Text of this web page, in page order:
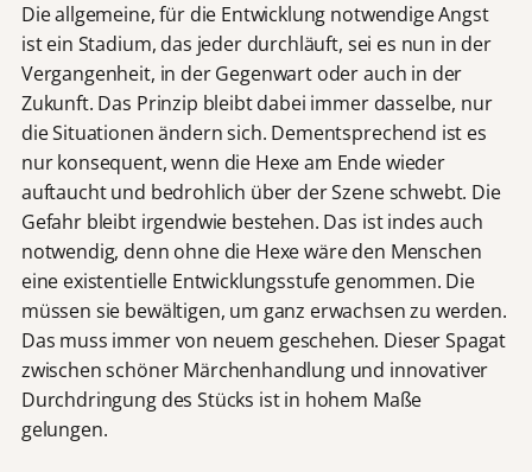
Die allgemeine, für die Entwicklung notwendige Angst
ist ein Stadium, das jeder durchläuft, sei es nun in der
Vergangenheit, in der Gegenwart oder auch in der
Zukunft. Das Prinzip bleibt dabei immer dasselbe, nur
die Situationen ändern sich. Dementsprechend ist es
nur konsequent, wenn die Hexe am Ende wieder
auftaucht und bedrohlich über der Szene schwebt. Die
Gefahr bleibt irgendwie bestehen. Das ist indes auch
notwendig, denn ohne die Hexe wäre den Menschen
eine existentielle Entwicklungsstufe genommen. Die
müssen sie bewältigen, um ganz erwachsen zu werden.
Das muss immer von neuem geschehen. Dieser Spagat
zwischen schöner Märchenhandlung und innovativer
Durchdringung des Stücks ist in hohem Maße
gelungen.